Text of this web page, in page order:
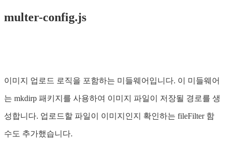
multer-config.js
이미지 업로드 로직을 포함하는 미들웨어입니다. 이 미들웨어
는 mkdirp 패키지를 사용하여 이미지 파일이 저장될 경로를 생
성합니다. 업로드할 파일이 이미지인지 확인하는 fileFilter 함
수도 추가했습니다.